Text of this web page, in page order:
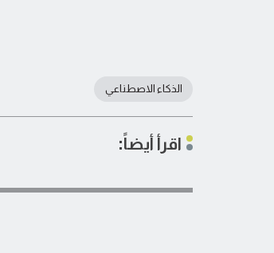
الذكاء الاصطناعي
اقرأ أيضاً: